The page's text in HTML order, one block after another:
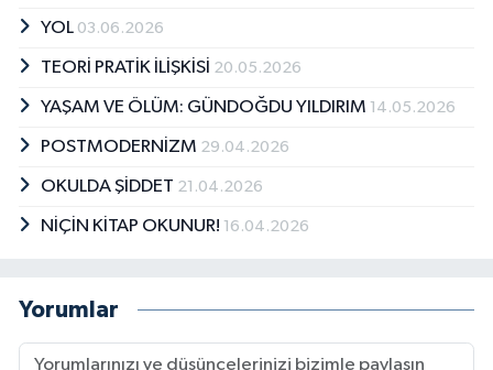
YOL 03.06.2026
TEORİ PRATİK İLİŞKİSİ 20.05.2026
YAŞAM VE ÖLÜM: GÜNDOĞDU YILDIRIM 14.05.2026
POSTMODERNİZM 29.04.2026
OKULDA ŞİDDET 21.04.2026
NİÇİN KİTAP OKUNUR! 16.04.2026
Yorumlar